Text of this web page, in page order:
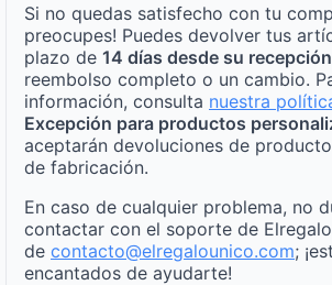
Si no quedas satisfecho con tu
preocupes! Puedes devolver tus
plazo de 14 días desde su recepción
reembolso completo o un cambio.
información, consulta nuestra
Excepción para productos
aceptarán devoluciones de
de fabricación.
En caso de cualquier problema, no
contactar con el soporte de
de contacto@elregalounico.com;
encantados de ayudarte!